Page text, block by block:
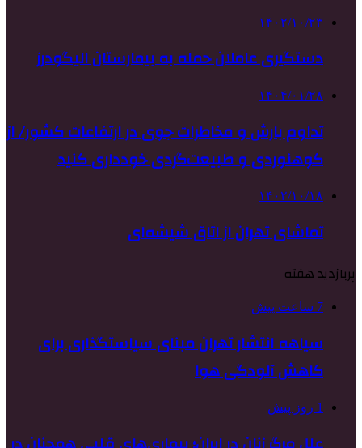
۱۴۰۲/۱۰/۲۳
دستگیری عاملان حمله‌ به بیمارستان الیگودرز
۱۴۰۴/۰۱/۲۸
تداوم بارش و مخاطرات جوی در ارتفاعات کشور/ از
کوهنوردی و طبیعت‌گردی خودداری کنید
۱۴۰۲/۱۰/۱۸
تماشای تهران از اتاق شیشه‌ای
پربازدید هفته
7 ساعت پیش
سیاهه انتشار تهران مبنای سیاستگذاری برای
کاهش آلودگی هوا
1 روز پیش